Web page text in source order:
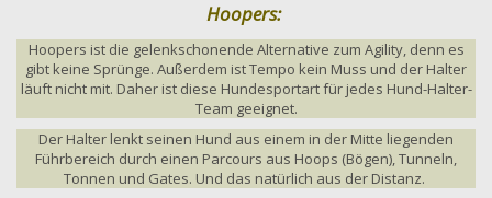
Hoopers:
Hoopers ist die gelenkschonende Alternative zum Agility, denn es
gibt keine Sprünge. Außerdem ist Tempo kein Muss und der Halter
läuft nicht mit. Daher ist diese Hundesportart für jedes Hund-Halter-
Team geeignet.
Der Halter lenkt seinen Hund aus einem in der Mitte liegenden
Führbereich durch einen Parcours aus Hoops (Bögen), Tunneln,
Tonnen und Gates. Und das natürlich aus der Distanz.